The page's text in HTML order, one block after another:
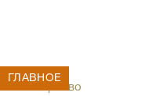
Общество
ГЛАВНОЕ